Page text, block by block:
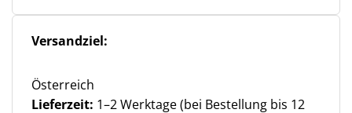
Versandziel:
Österreich
Lieferzeit: 1–2 Werktage (bei Bestellung bis 12